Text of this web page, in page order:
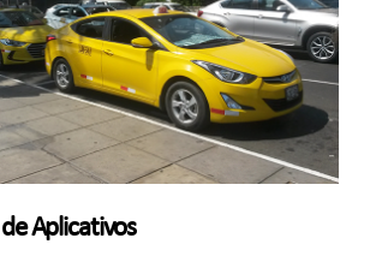
Aplicativos